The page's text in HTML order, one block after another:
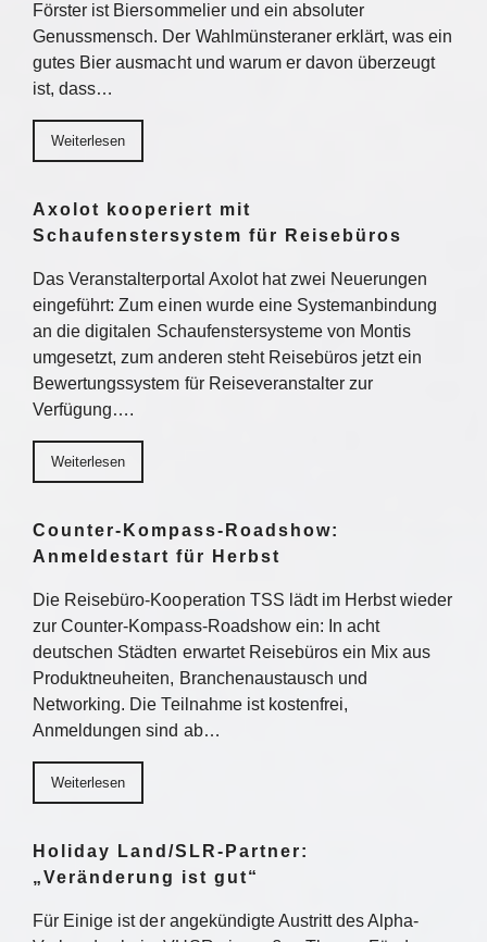
Förster ist Biersommelier und ein absoluter
Genussmensch. Der Wahlmünsteraner erklärt, was ein
gutes Bier ausmacht und warum er davon überzeugt
ist, dass…
Weiterlesen
Axolot kooperiert mit
Schaufenstersystem für Reisebüros
Das Veranstalterportal Axolot hat zwei Neuerungen
eingeführt: Zum einen wurde eine Systemanbindung
an die digitalen Schaufenstersysteme von Montis
umgesetzt, zum anderen steht Reisebüros jetzt ein
Bewertungssystem für Reiseveranstalter zur
Verfügung….
Weiterlesen
Counter-Kompass-Roadshow:
Anmeldestart für Herbst
Die Reisebüro-Kooperation TSS lädt im Herbst wieder
zur Counter-Kompass-Roadshow ein: In acht
deutschen Städten erwartet Reisebüros ein Mix aus
Produktneuheiten, Branchenaustausch und
Networking. Die Teilnahme ist kostenfrei,
Anmeldungen sind ab…
Weiterlesen
Holiday Land/SLR-Partner:
„Veränderung ist gut“
Für Einige ist der angekündigte Austritt des Alpha-